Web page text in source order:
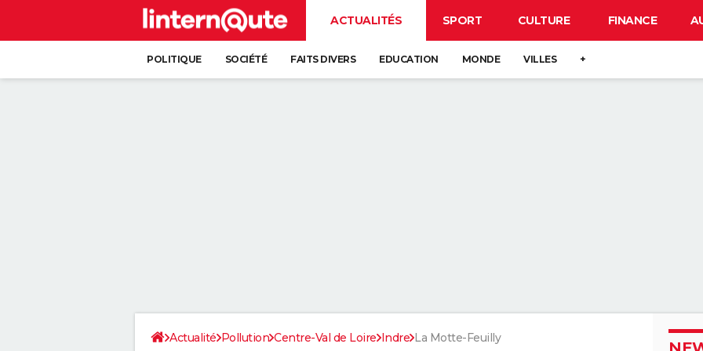
ACTUALITÉS SPORT CULTURE FINANCE
POLITIQUE SOCIÉTÉ FAITS DIVERS EDUCATION MONDE VILLES +
Actualité Pollution Centre-Val de Loire Indre La Motte-Feuilly